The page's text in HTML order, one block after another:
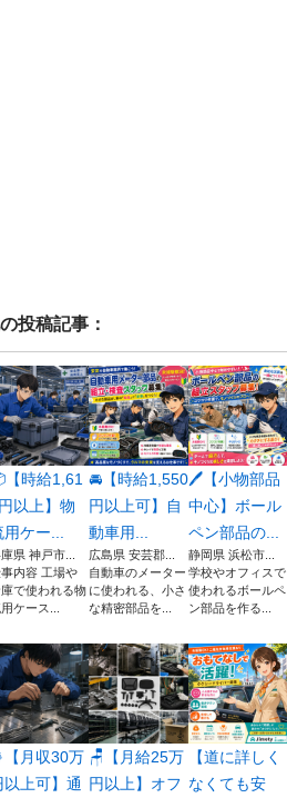
投稿記事：
【時給1,61
以上】物
ケー...
県 神戸市...
内容 工場や
で使われる物
ケース...
🚘【時給1,550
円以上可】自
動車用...
広島県 安芸郡...
自動車のメーター
に使われる、小さ
な精密部品を...
🖊️【小物部品
中心】ボール
ペン部品の...
静岡県 浜松市...
学校やオフィスで
使われるボールペ
ン部品を作る...
【月収30万
以上可】通
🪑【月給25万
円以上】オフ
【道に詳しく
なくても安